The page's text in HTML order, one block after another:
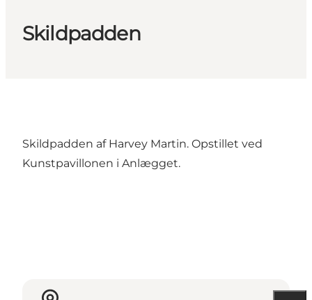
Skildpadden
Skildpadden af Harvey Martin. Opstillet ved
Kunstpavillonen i Anlægget.